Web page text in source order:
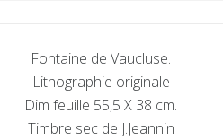
Fontaine de Vaucluse.
Lithographie originale
Dim feuille 55,5 X 38 cm.
Timbre sec de J.Jeannin